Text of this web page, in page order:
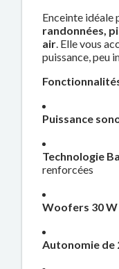
Enceinte idéale
randonnées,
air. Elle vous
puissance, peu
Puissance
Technologie
renforcées
Woofers 30
Autonomie de